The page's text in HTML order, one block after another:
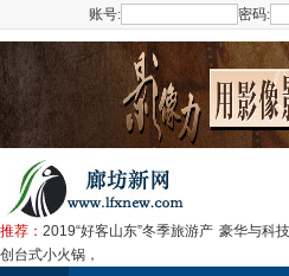
账号: 密码:
推荐： 2019“好客山东”冬季旅游产 豪华与科
创台式小火锅，